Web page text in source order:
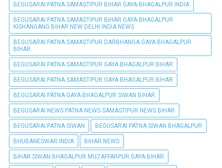
BEGUSARAI PATNA SAMASTIPUR BIHAR GAYA BHAGALPUR INDIA
BEGUSARAI PATNA SAMASTIPUR BIHAR GAYA BHAGALPUR
KISHANGANG BIHAR NEW DELHI INDIA NEWS
BEGUSARAI PATNA SAMASTIPUR DARBHANGA GAYA BHAGALPUR
BIHAR
BEGUSARAI PATNA SAMASTIPUR GAYA BHAGALPUR BIHAR
BEGUSARAI PATNA SAMASTIPUR GAYA BHAGALPUR BIHAR
BEGUSARAI PÀTNA GAYA BHAGALPUR SIWAN BIHAR
BEGUSARAI NEWS PATNA NEWS SAMASTIPUR NEWS BIHAR
BEGUSARAI PATNA SIWAN BEGUSARAI PATNA SIWAN BHAGALPUR
BHUBANESWAR INDIA BIHAR NEWS
BIHAR SIWAN BHAGALPUR MUZAFFARPUR GAYA BIHAR